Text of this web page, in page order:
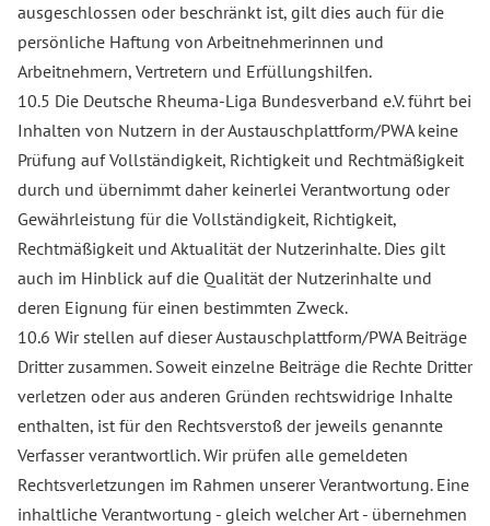
ausgeschlossen oder beschränkt ist, gilt dies auch für die
persönliche Haftung von Arbeitnehmerinnen und
Arbeitnehmern, Vertretern und Erfüllungshilfen.
10.5 Die Deutsche Rheuma-Liga Bundesverband e.V. führt bei
Inhalten von Nutzern in der Austauschplattform/PWA keine
Prüfung auf Vollständigkeit, Richtigkeit und Rechtmäßigkeit
durch und übernimmt daher keinerlei Verantwortung oder
Gewährleistung für die Vollständigkeit, Richtigkeit,
Rechtmäßigkeit und Aktualität der Nutzerinhalte. Dies gilt
auch im Hinblick auf die Qualität der Nutzerinhalte und
deren Eignung für einen bestimmten Zweck.
10.6 Wir stellen auf dieser Austauschplattform/PWA Beiträge
Dritter zusammen. Soweit einzelne Beiträge die Rechte Dritter
verletzen oder aus anderen Gründen rechtswidrige Inhalte
enthalten, ist für den Rechtsverstoß der jeweils genannte
Verfasser verantwortlich. Wir prüfen alle gemeldeten
Rechtsverletzungen im Rahmen unserer Verantwortung. Eine
inhaltliche Verantwortung - gleich welcher Art - übernehmen